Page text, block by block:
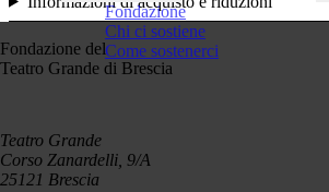
Fondazione
Chi ci sostiene
Come sostenerci
Fondazione del
Teatro Grande di Brescia
Teatro Grande
Corso Zanardelli, 9/A
25121 Brescia